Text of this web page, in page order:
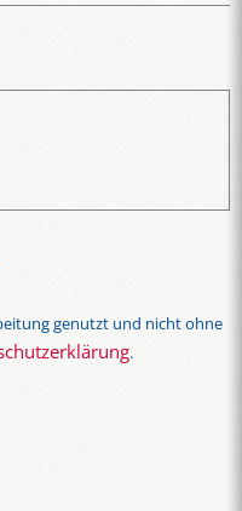
genutzt und nicht ohne
.